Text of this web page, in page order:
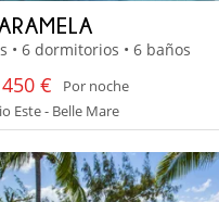
• 6 dormitorios • 6 baños
€
Por noche
Este - Belle Mare